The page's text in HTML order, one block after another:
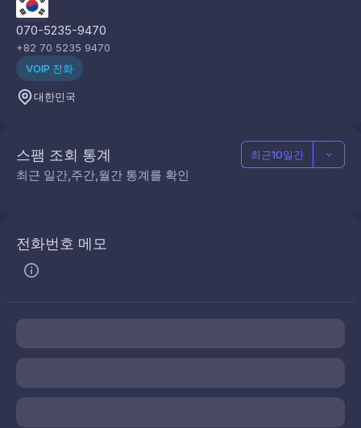
070-5235-9470
+82 70 5235 9470
VOIP 전화
대한민국
스팸 조회 통계
최근 일간,주간,월간 통계를 확인
최근10일간
전화번호 메모